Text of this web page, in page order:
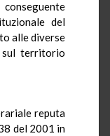
del
alle diverse
sul territorio
reputa
del 2001 in